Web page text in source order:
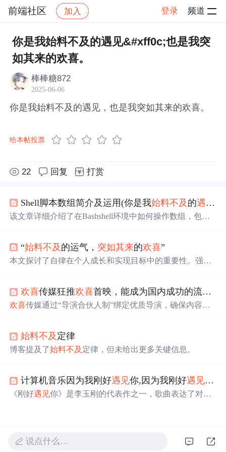
前端社区 加入 登录 频道
社区 前端社区 感慨 帖子详情
你是我始料不及的遇见&#xff0c;也是我突
如其来的欢喜。
棒棒糖872
2025-06-06
你是我始料不及的遇见，也是我突如其来的欢喜。
给本帖投票
22 回复 打赏
Shell脚本数组简介及运用(你是我始料不及 的遇见
该文章详细介绍了在Bashshell环境中如何操作数组，包括
用数组传参的方法。示例代码展示了各种操作的实现方
式。
“始料不及 的运气， 突如其来的欢喜”
本文探讨了自律在个人成长和实现目标中的重要性。强调
放纵的生活方式，阐述了自律如何塑造更高的人生高度。
欢喜传媒狂推欢喜首映，能成为国内成功的流媒体平台吗？
欢喜传媒通过“导演合伙人制”绑定优质导演，确保内容质
喜 传媒仍积极布局流媒体，以应对行业趋势变化。
始料不及 定律
博客提及了始料不及 定律，但未给出更多关键信息。
计算机音乐因为我刚好遇见你,因为我刚好遇见你歌
《刚好遇见你》是李玉刚的代表作之一，歌曲表达了对生
生活中重要人物的感激之情的表达。
说点什么…